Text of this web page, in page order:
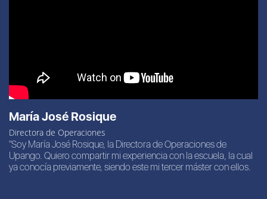
María José Rosique
Directora de Operaciones
"Soy María José Rosique, la Directora de Operaciones de
Upango. Quiero compartir mi experiencia con la escuela, la cual
ya conocía previamente, siendo este mi tercer máster con ellos.